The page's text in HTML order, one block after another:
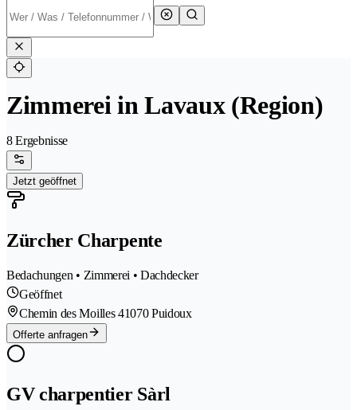
Zimmerei in Lavaux (Region)
8 Ergebnisse
Jetzt geöffnet
Zürcher Charpente
Bedachungen • Zimmerei • Dachdecker
Geöffnet
Chemin des Moilles 41070 Puidoux
Offerte anfragen
GV charpentier Sàrl